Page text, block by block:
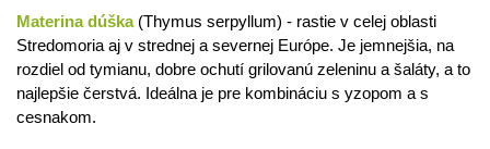
Materina dúška(Thymus serpyllum) - rastie v celej oblasti
Stredomoria aj v strednej a severnej Európe. Je jemnejšia, na
rozdiel od tymianu, dobre ochutí grilovanú zeleninu a šaláty, a to
najlepšie čerstvá. Ideálna je pre kombináciu s yzopom a s
cesnakom.